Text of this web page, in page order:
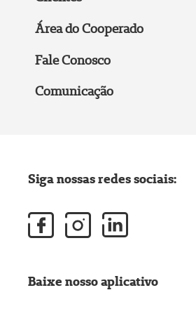
Área do Cooperado
Fale Conosco
Comunicação
Siga nossas redes sociais:
Baixe nosso aplicativo